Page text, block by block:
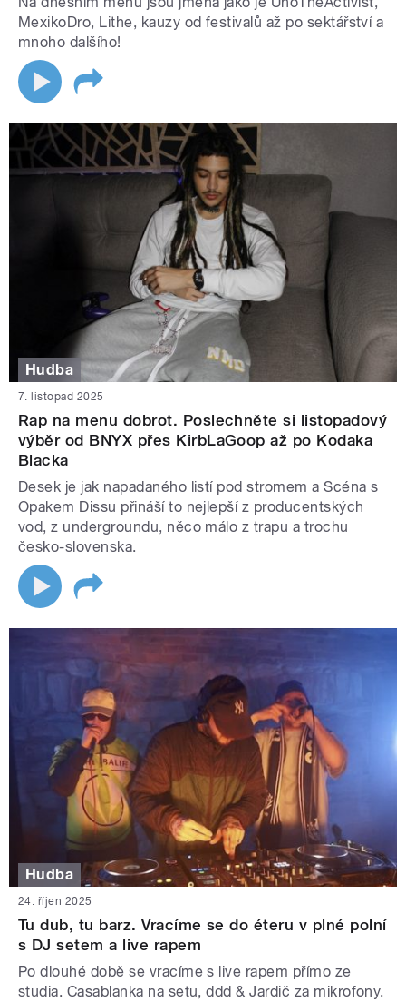
MexikoDro, Lithe, kauzy od festivalů až po sektářství a
mnoho dalšího!
Hudba
7. listopad 2025
Rap na menu dobrot. Poslechněte si listopadový
výběr od BNYX přes KirbLaGoop až po Kodaka
Blacka
Desek je jak napadaného listí pod stromem a Scéna s
Opakem Dissu přináší to nejlepší z producentských
vod, z undergroundu, něco málo z trapu a trochu
česko-slovenska.
Hudba
24. říjen 2025
Tu dub, tu barz. Vracíme se do éteru v plné polní
s DJ setem a live rapem
Po dlouhé době se vracíme s live rapem přímo ze
studia. Casablanka na setu, ddd & Jardič za mikrofony.